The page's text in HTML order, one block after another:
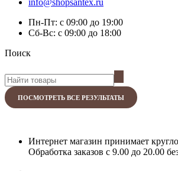
info@shopsantex.ru
Пн-Пт: с 09:00 до 19:00
Сб-Вс: с 09:00 до 18:00
Поиск
ПОСМОТРЕТЬ ВСЕ РЕЗУЛЬТАТЫ
Интернет магазин принимает
Обработка заказов с 9.00 до 20.00